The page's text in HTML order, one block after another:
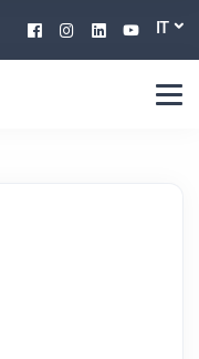
Facebook
Instagram
Linkedin
IT